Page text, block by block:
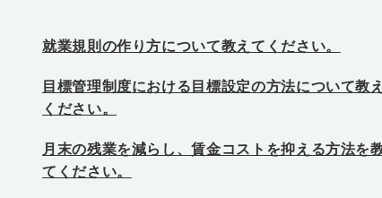
就業規則の作り方について教えてください。
目標管理制度における目標設定の方法について教
ください。
月末の残業を減らし、賃金コストを抑える方法を
てください。